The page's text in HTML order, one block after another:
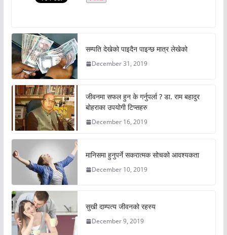
सम्पति देखेको पाइदैन पाइन्छ मात्र लेखेको
December 31, 2019
जीवनमा सफल हुन के गर्नुपर्ला ? डा. राम बहादुर
बोहराका उपयोगी टिप्सहरु
December 16, 2019
मानिसमा हुनुपर्ने सकरात्मक सोचको आवश्यकता
December 10, 2019
सुखी दाम्पत्य जीवनको रहस्य
December 9, 2019